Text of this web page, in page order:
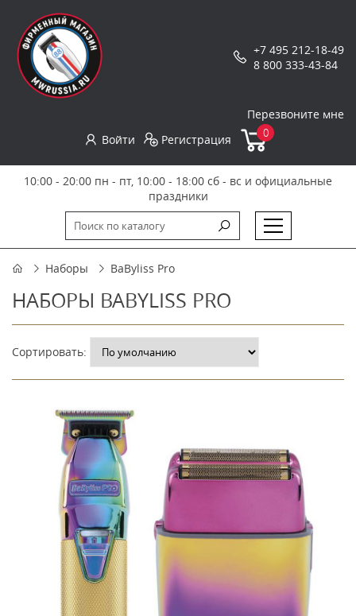
+7 495 212-18-49
8 800 333-43-84
Перезвоните мне
Войти
Регистрация 0
10:00 - 20:00 пн - пт, 10:00 - 18:00 сб - вс и официальные
праздники
Наборы BaByliss Pro
НАБОРЫ BABYLISS PRO
Сортировать: